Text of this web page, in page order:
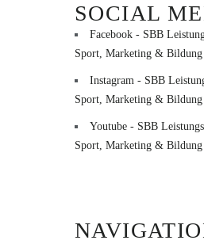
SOCIAL
Facebook - SBB
Sport, Marketing & Bildung
Instagram - SBB
Sport, Marketing & Bildung
Youtube - SBB
Sport, Marketing & Bildung